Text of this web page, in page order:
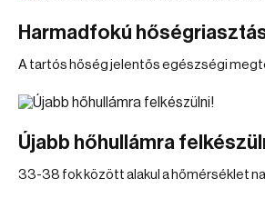
Harmadfokú
A tartós hőség jelentős egészségi
Újabb hőhullámra
33-38 fok között alakul a hőmérséklet